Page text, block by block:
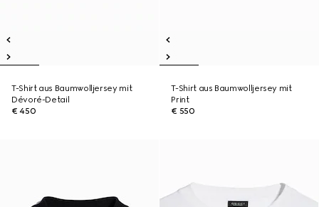
T-Shirt aus Baumwolljersey mit
Dévoré-Detail
€ 450
T-Shirt aus Baumwolljersey mit
Print
€ 550